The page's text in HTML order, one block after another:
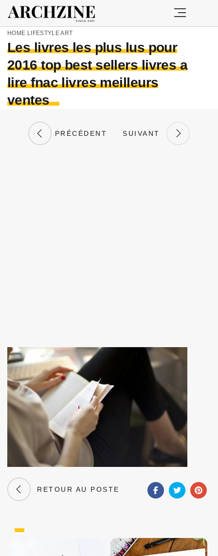
HOME LIFESTYLEART
Les livres les plus lus pour
2016 top best sellers livres a
lire fnac livres meilleurs
ventes
PRÉCÉDENT SUIVANT
RETOUR AU POSTE